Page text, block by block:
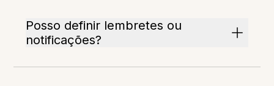
Posso definir lembretes ou
notificações?